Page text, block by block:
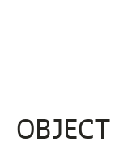
OBJECT